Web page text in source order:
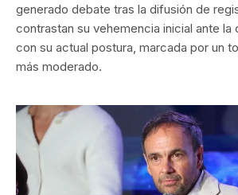
generado debate tras la difusión de
contrastan su vehemencia inicial ante la
con su actual postura, marcada por un
más moderado.